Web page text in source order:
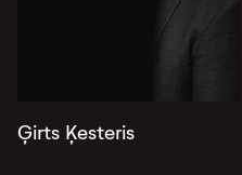
Ģirts Ķesteris